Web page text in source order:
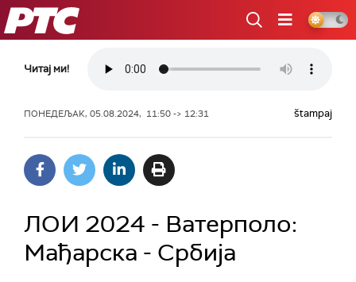
РТС
Читај ми!
ПОНЕДЕЉАК, 05.08.2024, 11:50 -> 12:31 štampaj
ЛОИ 2024 - Ватерполо:
Мађарска - Србија